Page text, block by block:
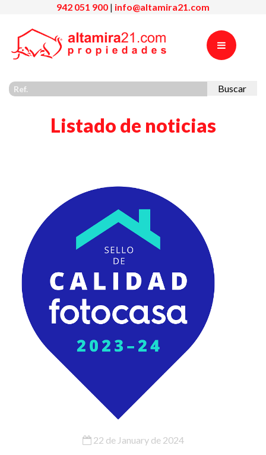
942 051 900 | info@altamira21.com
Buscar
Listado de noticias
22 de January de 2024